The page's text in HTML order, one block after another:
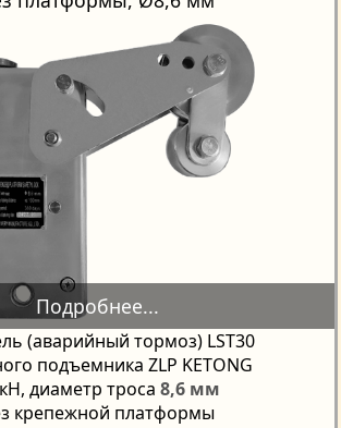
(аварийный тормоз) LST30
подъемника ZLP KETONG
диаметр троса 8,6 мм
крепежной платформы